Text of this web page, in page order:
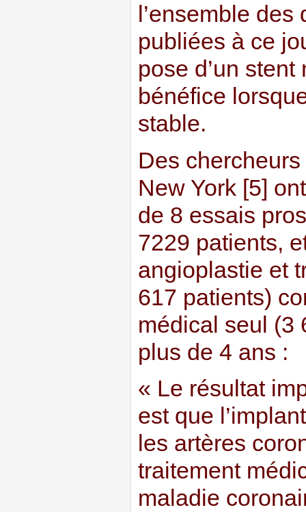
l’ensemble
publiées à ce
pose d’un stent
bénéfice
stable.
Des
New York [5]
de 8 essais
7229 patients,
angioplastie et
617 patients)
médical seul (3
plus de 4 ans :
« Le résultat
est que
les artères
traitement
maladie